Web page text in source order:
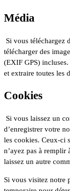
Média
Si vous téléchargez
télécharger des
(EXIF GPS)
et extraire toutes les
Cookies
Si vous laissez un
d’enregistrer votre
les cookies. Ceux-ci
n’ayez pas à remplir
laissez un autre
Si vous visitez notre